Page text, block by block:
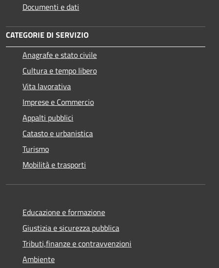
Documenti e dati
CATEGORIE DI SERVIZIO
Anagrafe e stato civile
Cultura e tempo libero
Vita lavorativa
Imprese e Commercio
Appalti pubblici
Catasto e urbanistica
Turismo
Mobilità e trasporti
Educazione e formazione
Giustizia e sicurezza pubblica
Tributi,finanze e contravvenzioni
Ambiente